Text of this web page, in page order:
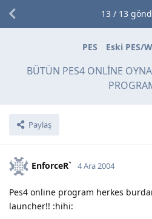
PES Eski PES/
BÜTÜN PES4 ONLİNE
Paylaş
13 / 13
EnforceR` 4 Ara 2004
Pes4 online program herkes
launcher!! :hihi: